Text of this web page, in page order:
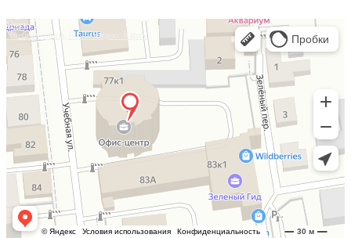
Омск
Учебная улица, 86 — Яндекс.Карты